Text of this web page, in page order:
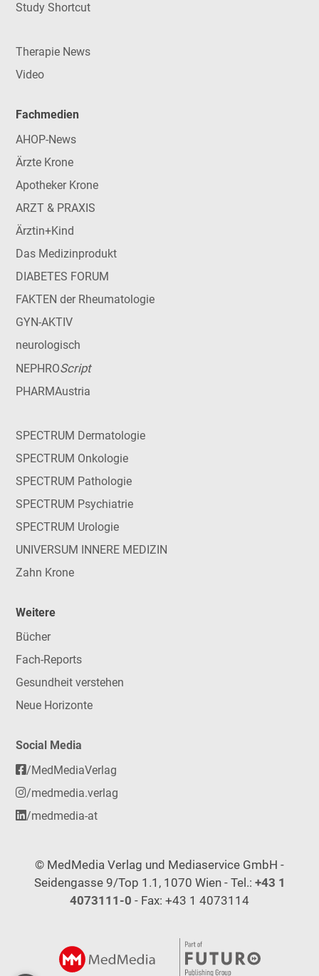
Study Shortcut
Therapie News
Video
Fachmedien
AHOP-News
Ärzte Krone
Apotheker Krone
ARZT & PRAXIS
Ärztin+Kind
Das Medizinprodukt
DIABETES FORUM
FAKTEN der Rheumatologie
GYN-AKTIV
neurologisch
NEPHROScript
PHARMAustria
SPECTRUM Dermatologie
SPECTRUM Onkologie
SPECTRUM Pathologie
SPECTRUM Psychiatrie
SPECTRUM Urologie
UNIVERSUM INNERE MEDIZIN
Zahn Krone
Weitere
Bücher
Fach-Reports
Gesundheit verstehen
Neue Horizonte
Social Media
/MedMediaVerlag
/medmedia.verlag
/medmedia-at
© MedMedia Verlag und Mediaservice GmbH -
Seidengasse 9/Top 1.1, 1070 Wien - Tel.: +43 1
4073111-0 - Fax: +43 1 4073114